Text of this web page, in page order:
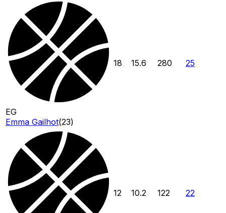
EG
Emma Gailhot(23)
18 15.6 280 25
12 10.2 122 22